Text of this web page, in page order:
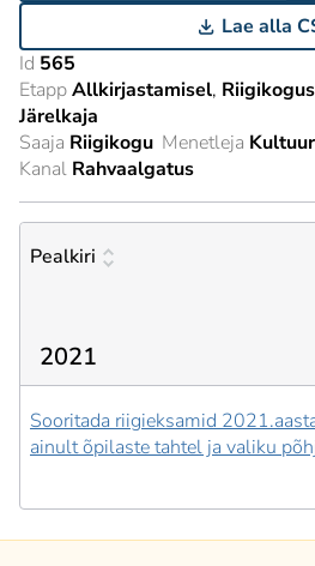
Lae alla
Id 565
EtappAllkirjastamisel Riigikogus
Järelkaja
Saaja Riigikogu Menetleja
Kanal Rahvaalgatus
Pealkiri
2021
Sooritada riigieksamid
ainult õpilaste tahtel ja valiku